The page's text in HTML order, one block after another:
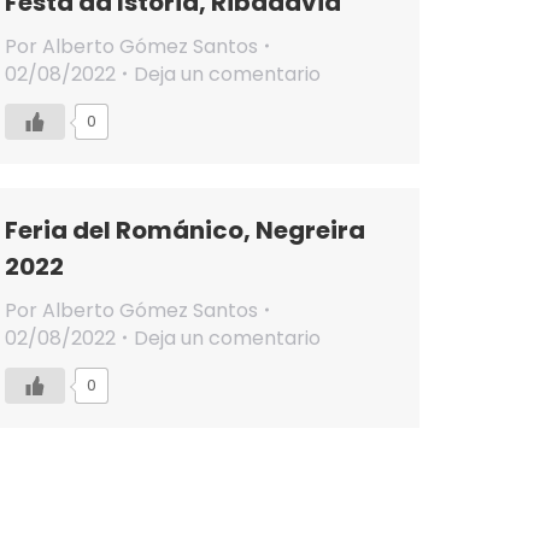
Por Alberto Gómez Santos
02/08/2022
Deja un comentario
0
Feria del Románico, Negreira
2022
Por Alberto Gómez Santos
02/08/2022
Deja un comentario
0